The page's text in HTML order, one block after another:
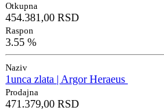
Otkupna
454.381,00 RSD
Raspon
3.55 %
Naziv
1unca zlata | Argor Heraeus
Prodajna
471.379,00 RSD